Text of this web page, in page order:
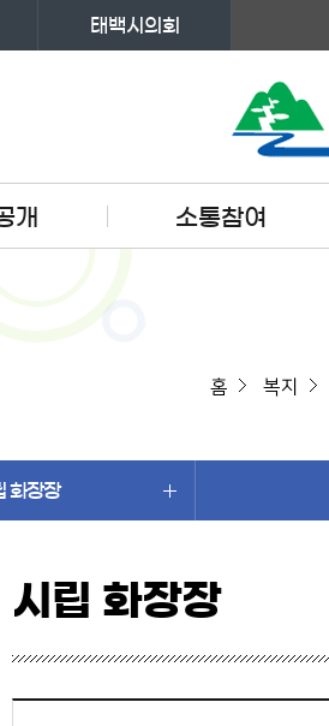
태백시의회
개 소통참여
홈 복지
화장장
시립 화장장